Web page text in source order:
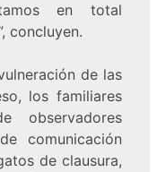
en total
concluyen.
de las
los familiares
observadores
comunicación
de clausura,